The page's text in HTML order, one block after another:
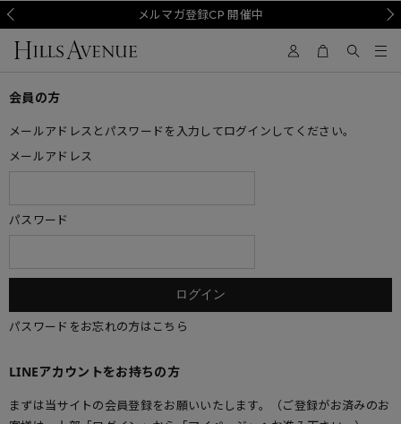
メルマガ登録CP 開催中
会員の方
メールアドレスとパスワードを入力してログインしてください。
メールアドレス
パスワード
パスワードをお忘れの方はこちら
LINEアカウントをお持ちの方
まずは当サイトの会員登録をお願いいたします。（ご登録がお済みのお